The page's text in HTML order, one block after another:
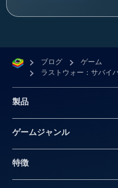
ブログ
ゲーム
ラストウォー：サバイ
製品
ゲームジャンル
特徴